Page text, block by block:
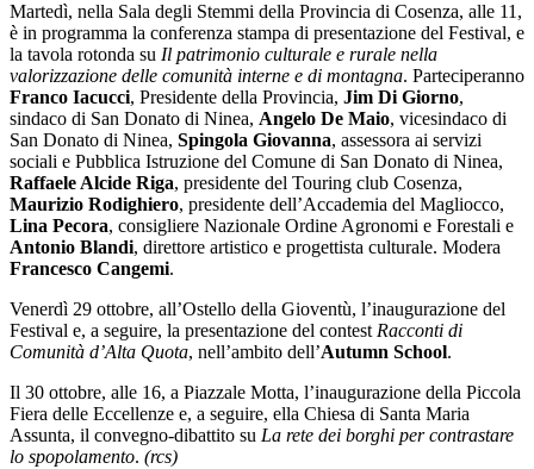
Martedì, nella Sala degli Stemmi della Provincia di Cosenza, alle 11,
è in programma la conferenza stampa di presentazione del Festival, e
la tavola rotonda su Il patrimonio culturale e rurale nella
valorizzazione delle comunità interne e di montagna. Parteciperanno
Franco Iacucci, Presidente della Provincia, Jim Di Giorno,
sindaco di San Donato di Ninea, Angelo De Maio, vicesindaco di
San Donato di Ninea, Spingola Giovanna, assessora ai servizi
sociali e Pubblica Istruzione del Comune di San Donato di Ninea,
Raffaele Alcide Riga, presidente del Touring club Cosenza,
Maurizio Rodighiero, presidente dell’Accademia del Magliocco,
Lina Pecora, consigliere Nazionale Ordine Agronomi e Forestali e
Antonio Blandi, direttore artistico e progettista culturale. Modera
Francesco Cangemi.
Venerdì 29 ottobre, all’Ostello della Gioventù, l’inaugurazione del
Festival e, a seguire, la presentazione del contestRacconti di
Comunità d’Alta Quota, nell’ambito dell’Autumn School.
Il 30 ottobre, alle 16, a Piazzale Motta, l’inaugurazione della Piccola
Fiera delle Eccellenze e, a seguire, ella Chiesa di Santa Maria
Assunta, il convegno-dibattito su La rete dei borghi per contrastare
lo spopolamento. (rcs)